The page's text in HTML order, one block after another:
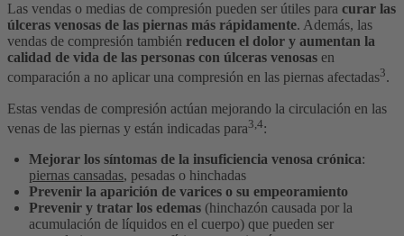
Las vendas o medias de compresión pueden ser útiles para curar las
úlceras venosas de las piernas más rápidamente. Además, las
vendas de compresión también reducen el dolor y aumentan la
calidad de vida de las personas con úlceras venosas en
comparación a no aplicar una compresión en las piernas afectadas3.
Estas vendas de compresión actúan mejorando la circulación en las
venas de las piernas y están indicadas para3,4:
Mejorar los síntomas de la insuficiencia venosa crónica:
piernas cansadas, pesadas o hinchadas
Prevenir la aparición de varices o su empeoramiento
Prevenir y tratar los edemas (hinchazón causada por la
acumulación de líquidos en el cuerpo) que pueden ser